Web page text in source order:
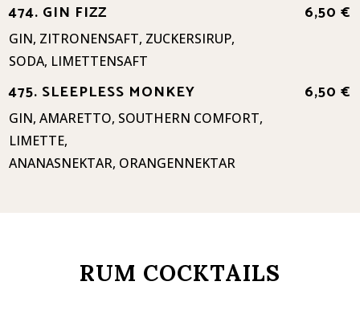
474. GIN FIZZ
GIN, ZITRONENSAFT, ZUCKERSIRUP,
SODA, LIMETTENSAFT
6,50 €
475. SLEEPLESS MONKEY
GIN, AMARETTO, SOUTHERN COMFORT,
LIMETTE,
ANANASNEKTAR, ORANGENNEKTAR
6,50 €
RUM COCKTAILS